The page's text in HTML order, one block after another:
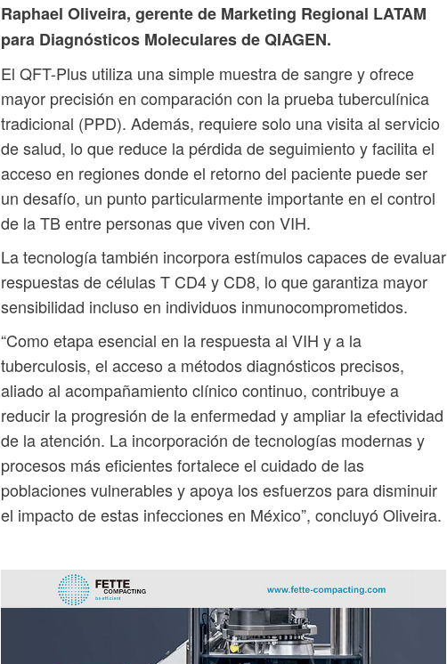
Raphael Oliveira, gerente de Marketing Regional LATAM
para Diagnósticos Moleculares de QIAGEN.
El QFT-Plus utiliza una simple muestra de sangre y ofrece
mayor precisión en comparación con la prueba tuberculínica
tradicional (PPD). Además, requiere solo una visita al servicio
de salud, lo que reduce la pérdida de seguimiento y facilita el
acceso en regiones donde el retorno del paciente puede ser
un desafío, un punto particularmente importante en el control
de la TB entre personas que viven con VIH.
La tecnología también incorpora estímulos capaces de evaluar
respuestas de células T CD4 y CD8, lo que garantiza mayor
sensibilidad incluso en individuos inmunocomprometidos.
“Como etapa esencial en la respuesta al VIH y a la
tuberculosis, el acceso a métodos diagnósticos precisos,
aliado al acompañamiento clínico continuo, contribuye a
reducir la progresión de la enfermedad y ampliar la efectividad
de la atención. La incorporación de tecnologías modernas y
procesos más eficientes fortalece el cuidado de las
poblaciones vulnerables y apoya los esfuerzos para disminuir
el impacto de estas infecciones en México”, concluyó Oliveira.